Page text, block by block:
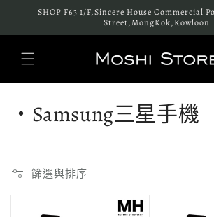
跳至內
SHOP F63 1/F,Sincere House Commercial
Street,MongKok,Kowloon
商
系
・Samsung三星手機
篩選與排序